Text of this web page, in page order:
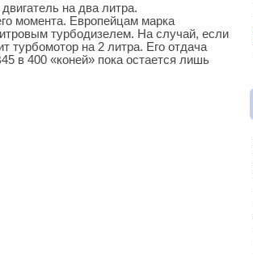
на два литра.
момента. Европейцам марка
турбодизелем. На случай, если
турбомотор на 2 литра. Его отдача
в 400 «коней» пока остается лишь